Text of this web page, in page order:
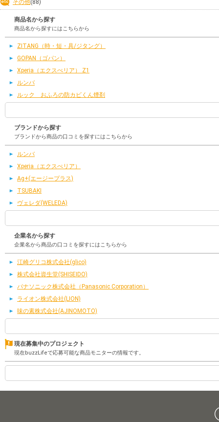
その他(88)
商品名から探す
商品名から探すにはこちらから
ZITANG（時・短・具/ジタング）
GOPAN（ゴパン）
Xperia（エクスぺリア） Z1
ルンバ
ルック おふろの防カビくん煙剤
ブランドから探す
ブランドから商品の口コミを探すにはこちらから
ルンバ
Xperia（エクスぺリア）
Ag+(エージープラス)
TSUBAKI
ヴェレダ(WELEDA)
企業名から探す
企業名から商品の口コミを探すにはこちらから
江崎グリコ株式会社(glico)
株式会社資生堂(SHISEIDO)
パナソニック株式会社（Panasonic Corporation）
ライオン株式会社(LION)
味の素株式会社(AJINOMOTO)
現在募集中のプロジェクト
現在buzzLifeで応募可能な商品モニターの情報です。